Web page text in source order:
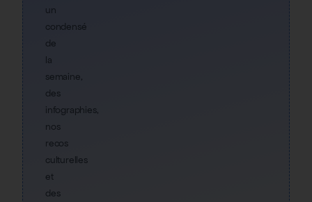
un
condensé
de
la
semaine,
des
infographies,
nos
recos
culturelles
et
des